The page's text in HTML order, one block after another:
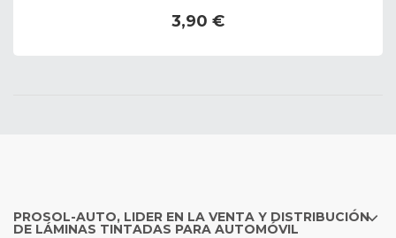
3,90 €
PROSOL-AUTO, LIDER EN LA VENTA Y DISTRIBUCIÓN
DE LÁMINAS TINTADAS PARA AUTOMÓVIL